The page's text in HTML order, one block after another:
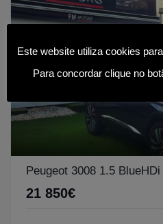
Peugeot 3008 1.5
21 850€
Este website utiliza cookies
Para concordar clique no